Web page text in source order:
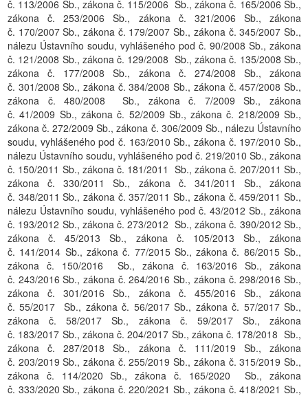
č. 113/2006 Sb., zákona č. 115/2006 Sb., zákona č. 165/2006 Sb.,
zákona č. 253/2006 Sb., zákona č. 321/2006 Sb., zákona
č. 170/2007 Sb., zákona č. 179/2007 Sb., zákona č. 345/2007 Sb.,
nálezu Ústavního soudu, vyhlášeného pod č. 90/2008 Sb., zákona
č. 121/2008 Sb., zákona č. 129/2008 Sb., zákona č. 135/2008 Sb.,
zákona č. 177/2008 Sb., zákona č. 274/2008 Sb., zákona
č. 301/2008 Sb., zákona č. 384/2008 Sb., zákona č. 457/2008 Sb.,
zákona č. 480/2008 Sb., zákona č. 7/2009 Sb., zákona
č. 41/2009 Sb., zákona č. 52/2009 Sb., zákona č. 218/2009 Sb.,
zákona č. 272/2009 Sb., zákona č. 306/2009 Sb., nálezu Ústavního
soudu, vyhlášeného pod č. 163/2010 Sb., zákona č. 197/2010 Sb.,
nálezu Ústavního soudu, vyhlášeného pod č. 219/2010 Sb., zákona
č. 150/2011 Sb., zákona č. 181/2011 Sb., zákona č. 207/2011 Sb.,
zákona č. 330/2011 Sb., zákona č. 341/2011 Sb., zákona
č. 348/2011 Sb., zákona č. 357/2011 Sb., zákona č. 459/2011 Sb.,
nálezu Ústavního soudu, vyhlášeného pod č. 43/2012 Sb., zákona
č. 193/2012 Sb., zákona č. 273/2012 Sb., zákona č. 390/2012 Sb.,
zákona č. 45/2013 Sb., zákona č. 105/2013 Sb., zákona
č. 141/2014 Sb., zákona č. 77/2015 Sb., zákona č. 86/2015 Sb.,
zákona č. 150/2016 Sb., zákona č. 163/2016 Sb., zákona
č. 243/2016 Sb., zákona č. 264/2016 Sb., zákona č. 298/2016 Sb.,
zákona č. 301/2016 Sb., zákona č. 455/2016 Sb., zákona
č. 55/2017 Sb., zákona č. 56/2017 Sb., zákona č. 57/2017 Sb.,
zákona č. 58/2017 Sb., zákona č. 59/2017 Sb., zákona
č. 183/2017 Sb., zákona č. 204/2017 Sb., zákona č. 178/2018 Sb.,
zákona č. 287/2018 Sb., zákona č. 111/2019 Sb., zákona
č. 203/2019 Sb., zákona č. 255/2019 Sb., zákona č. 315/2019 Sb.,
zákona č. 114/2020 Sb., zákona č. 165/2020 Sb., zákona
č. 333/2020 Sb., zákona č. 220/2021 Sb., zákona č. 418/2021 Sb.,